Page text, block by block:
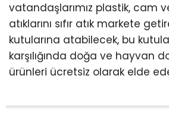
vatandaşlarımız plastik, cam
atıklarını sıfır atık markete
kutularına atabilecek, bu
karşılığında doğa ve hayvan
ürünleri ücretsiz olarak elde